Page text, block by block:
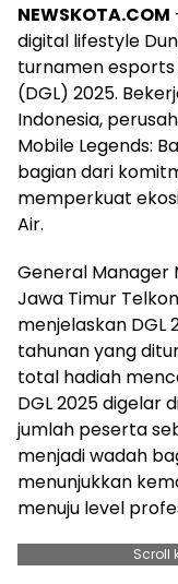
NEWSKOTA.COM
digital lifestyle
turnamen esports
(DGL) 2025.
Indonesia,
Mobile Legends:
bagian dari
memperkuat
Air.
General Manager
Jawa Timur
menjelaskan
tahunan yang
total hadiah
DGL 2025 digelar
jumlah peserta
menjadi wadah
menunjukkan
menuju level
Scroll